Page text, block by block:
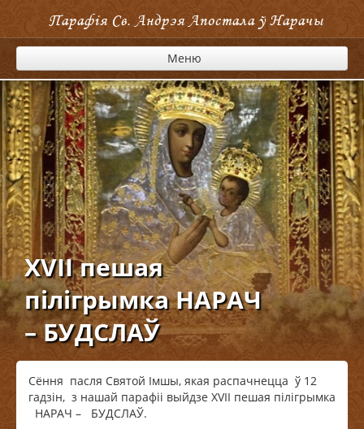
Парафія Cв. Андрэя Апостала ў Нарачы
Меню
XVІІ пешая
пілігрымка НАРАЧ
– БУДСЛАЎ
Сёння пасля Святой Імшы, якая распачнецца ў 12
гадзін, з нашай парафіі выйдзе XVІІ пешая пілігрымка
НАРАЧ – БУДСЛАЎ.